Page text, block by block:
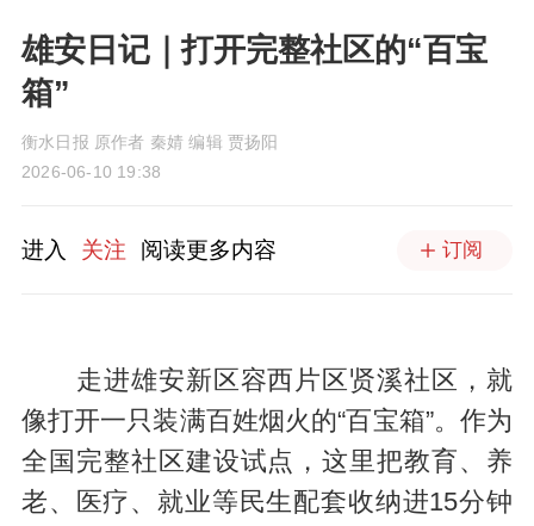
雄安日记｜打开完整社区的“百宝
箱”
衡水日报 原作者 秦婧 编辑 贾扬阳
2026-06-10 19:38
进入 关注 阅读更多内容 订阅
走进雄安新区容西片区贤溪社区，就
像打开一只装满百姓烟火的“百宝箱”。作为
全国完整社区建设试点，这里把教育、养
老、医疗、就业等民生配套收纳进15分钟